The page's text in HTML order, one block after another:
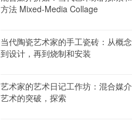
方法 Mixed-Media Collage
当代陶瓷艺术家的手工瓷砖：从概念
到设计，再到烧制和安装
艺术家的艺术日记工作坊：混合媒介
艺术的突破，探索